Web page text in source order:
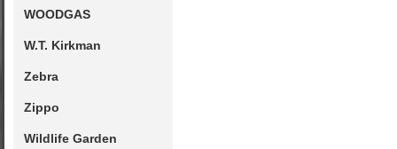
WOODGAS
W.T. Kirkman
Zebra
Zippo
Wildlife Garden